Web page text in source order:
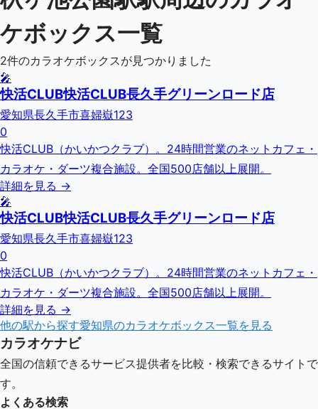
ケボックス一覧
2件のカラオケボックスが見つかりました
🎤
快活CLUB快活CLUB長久手グリーンロード店
愛知県長久手市喜婦嶽123
0
快活CLUB（かいかつクラブ）。24時間営業のネットカフェ・
カラオケ・ダーツ複合施設。全国500店舗以上展開。
詳細を見る →
🎤
快活CLUB快活CLUB長久手グリーンロード店
愛知県長久手市喜婦嶽123
0
快活CLUB（かいかつクラブ）。24時間営業のネットカフェ・
カラオケ・ダーツ複合施設。全国500店舗以上展開。
詳細を見る →
他の駅から探す愛知県のカラオケボックス一覧を見る
カラオケナビ
全国の信頼できるサービス提供者を比較・検索できるサイトで
す。
よくある検索